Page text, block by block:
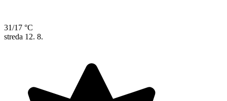
31/17 °C
streda 12. 8.